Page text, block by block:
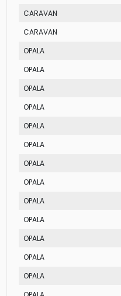
CARAVAN
CARAVAN
OPALA
OPALA
OPALA
OPALA
OPALA
OPALA
OPALA
OPALA
OPALA
OPALA
OPALA
OPALA
OPALA